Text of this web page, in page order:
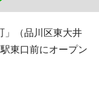
」（品川区東大井
東口前にオープン